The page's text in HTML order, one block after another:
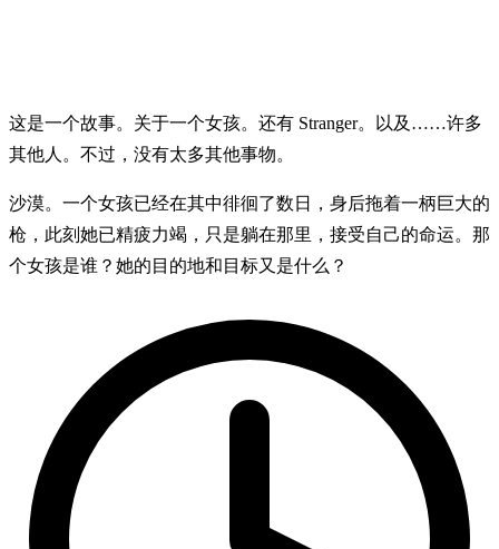
这是一个故事。关于一个女孩。还有 Stranger。以及……许多
其他人。不过，没有太多其他事物。
沙漠。一个女孩已经在其中徘徊了数日，身后拖着一柄巨大的
枪，此刻她已精疲力竭，只是躺在那里，接受自己的命运。那
个女孩是谁？她的目的地和目标又是什么？